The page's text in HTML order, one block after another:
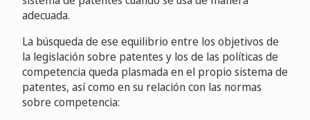
adecuada.
La búsqueda de ese equilibrio entre los objetivos de
la legislación sobre patentes y los de las políticas de
competencia queda plasmada en el propio sistema de
patentes, así como en su relación con las normas
sobre competencia: